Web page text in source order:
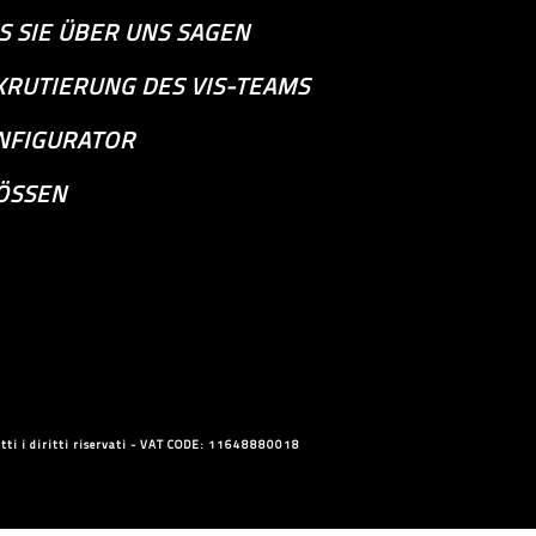
SIE ÜBER UNS SAGEN
DES VIS-TEAMS
i diritti riservati - VAT CODE: 11648880018